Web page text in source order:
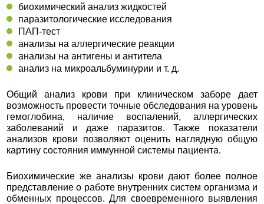
биохимический анализ жидкостей
паразитологические исследования
ПАП-тест
анализы на аллергические реакции
анализы на антигены и антитела
анализ на микроальбуминурии и т. д.
Общий анализ крови при клиническом заборе дает
возможность провести точные обследования на уровень
гемоглобина, наличие воспалений, аллергических
заболеваний и даже паразитов. Также показатели
анализов крови позволяют оценить наглядную общую
картину состояния иммунной системы пациента.
Биохимические же анализы крови дают более полное
представление о работе внутренних систем организма и
обменных процессов. Для своевременного выявления